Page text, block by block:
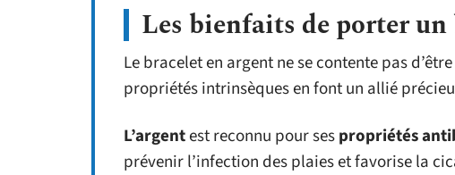
Les bienfaits de porter
Le bracelet en argent ne se contente pas
propriétés intrinsèques en font un allié
L’argentest reconnu pour sespropriétés
prévenir l’infection des plaies et favorise la